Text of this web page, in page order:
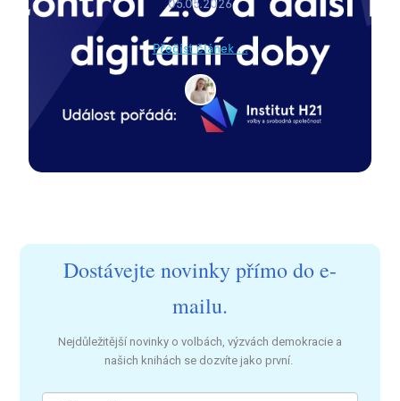
05.05.2026
Přečíst článek ...
Dostávejte novinky přímo do e-
mailu.
Nejdůležitější novinky o volbách, výzvách demokracie a
našich knihách se dozvíte jako první.